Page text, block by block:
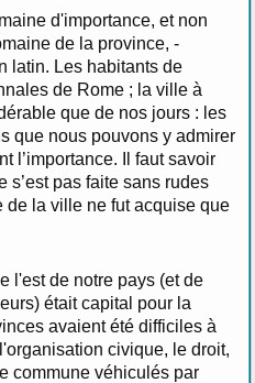
d'importance, et non
de la province, -
latin. Les habitants de
de Rome ; la ville à
que de nos jours : les
que nous pouvons y admirer
l’importance. Il faut savoir
s’est pas faite sans rudes
de la ville ne fut acquise que
l'est de notre pays (et de
était capital pour la
avaient été difficiles à
civique, le droit,
commune véhiculés par